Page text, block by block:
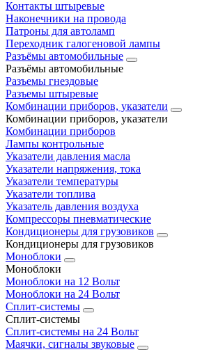
Контакты штыревые
Наконечники на провода
Патроны для автоламп
Переходник галогеновой лампы
Разъёмы автомобильные
Разъёмы автомобильные
Разъемы гнездовые
Разъемы штыревые
Комбинации приборов, указатели
Комбинации приборов, указатели
Комбинации приборов
Лампы контрольные
Указатели давления масла
Указатели напряжения, тока
Указатели температуры
Указатели топлива
Указатель давления воздуха
Компрессоры пневматические
Кондиционеры для грузовиков
Кондиционеры для грузовиков
Моноблоки
Моноблоки
Моноблоки на 12 Вольт
Моноблоки на 24 Вольт
Сплит-системы
Сплит-системы
Сплит‑системы на 24 Вольт
Маячки, сигналы звуковые